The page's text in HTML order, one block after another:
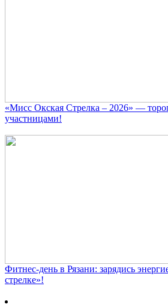
«Мисс Окская Стрелка – 2026» —
участницами!
Фитнес‑день в Рязани: зарядись
стрелке»!